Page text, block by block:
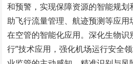
和预警，实现保障资源的智能规
助飞行流量管理、航迹预测等应
在空管的智能化应用。深化生物识
行”技术应用，强化机场运行安全